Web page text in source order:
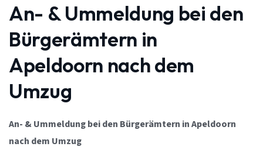
An- & Ummeldung bei den
Bürgerämtern in
Apeldoorn nach dem
Umzug
An- & Ummeldung bei den Bürgerämtern in Apeldoorn
nach dem Umzug